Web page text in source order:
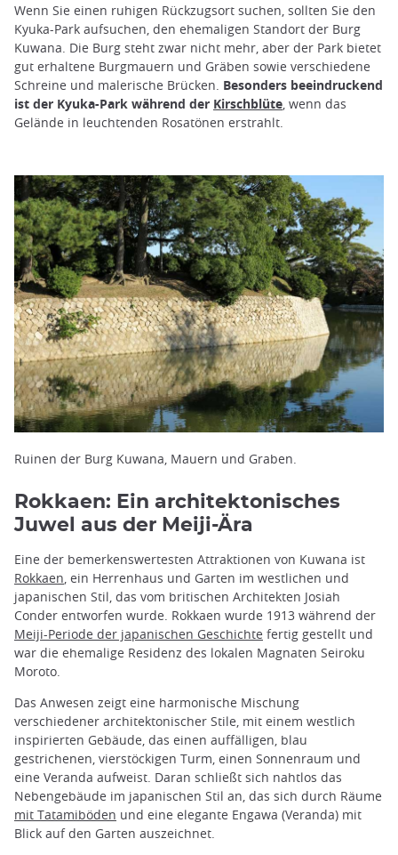
Wenn Sie einen ruhigen Rückzugsort suchen, sollten Sie den
Kyuka-Park aufsuchen, den ehemaligen Standort der Burg
Kuwana. Die Burg steht zwar nicht mehr, aber der Park bietet
gut erhaltene Burgmauern und Gräben sowie verschiedene
Schreine und malerische Brücken. Besonders beeindruckend
ist der Kyuka-Park während der Kirschblüte , wenn das
Gelände in leuchtenden Rosatönen erstrahlt.
Ruinen der Burg Kuwana, Mauern und Graben.
Rokkaen: Ein architektonisches
Juwel aus der Meiji-Ära
Eine der bemerkenswertesten Attraktionen von Kuwana ist
Rokkaen, ein Herrenhaus und Garten im westlichen und
japanischen Stil, das vom britischen Architekten Josiah
Conder entworfen wurde. Rokkaen wurde 1913 während der
Meiji-Periode der japanischen Geschichte fertig gestellt und
war die ehemalige Residenz des lokalen Magnaten Seiroku
Moroto.
Das Anwesen zeigt eine harmonische Mischung
verschiedener architektonischer Stile, mit einem westlich
inspirierten Gebäude, das einen auffälligen, blau
gestrichenen, vierstöckigen Turm, einen Sonnenraum und
eine Veranda aufweist. Daran schließt sich nahtlos das
Nebengebäude im japanischen Stil an, das sich durch Räume
mit Tatamiböden und eine elegante Engawa (Veranda) mit
Blick auf den Garten auszeichnet.